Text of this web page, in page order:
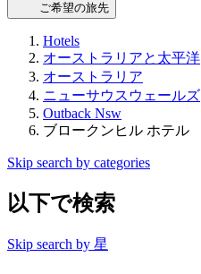
ご希望の旅先
Hotels
オーストラリアと太平洋
オーストラリア
ニューサウスウェールズ
Outback Nsw
ブロークンヒル ホテル
Skip search by categories
以下で検索
Skip search by 星